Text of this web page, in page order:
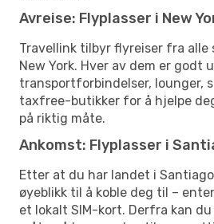
Avreise: Flyplasser i New
Travellink tilbyr flyreiser fra alle
New York. Hver av dem er godt
transportforbindelser, lounger,
taxfree-butikker for å hjelpe
på riktig måte.
Ankomst: Flyplasser i
Etter at du har landet i
øyeblikk til å koble deg til –
et lokalt SIM-kort. Derfra kan